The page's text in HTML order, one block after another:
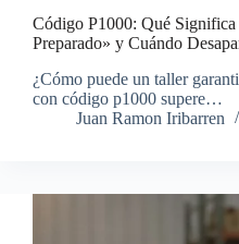
Código P1000: Qué
Preparado» y Cuándo
¿Cómo puede un taller
con código p1000 supere…
Juan Ramon Iribarren